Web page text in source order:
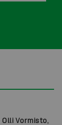
Olli Vormisto,